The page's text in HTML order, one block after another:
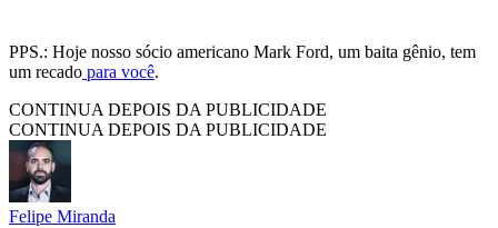
PPS.: Hoje nosso sócio americano Mark Ford, um baita gênio, tem
um recado para você.
CONTINUA DEPOIS DA PUBLICIDADE
CONTINUA DEPOIS DA PUBLICIDADE
Felipe Miranda